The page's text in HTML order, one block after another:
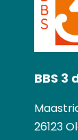
BBS
26123